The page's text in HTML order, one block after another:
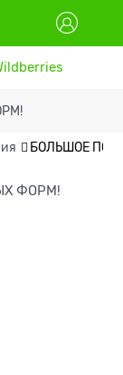
БОЛЬШОЕ
ФОРМ!